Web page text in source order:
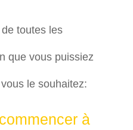
toutes les
que vous puissiez
le souhaitez:
à